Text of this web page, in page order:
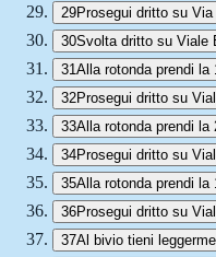
29Prosegui dritto su
30Svolta dritto su Viale
31Alla rotonda prendi la
32Prosegui dritto su
33Alla rotonda prendi la
34Prosegui dritto su
35Alla rotonda prendi la
36Prosegui dritto su
37Al bivio tieni